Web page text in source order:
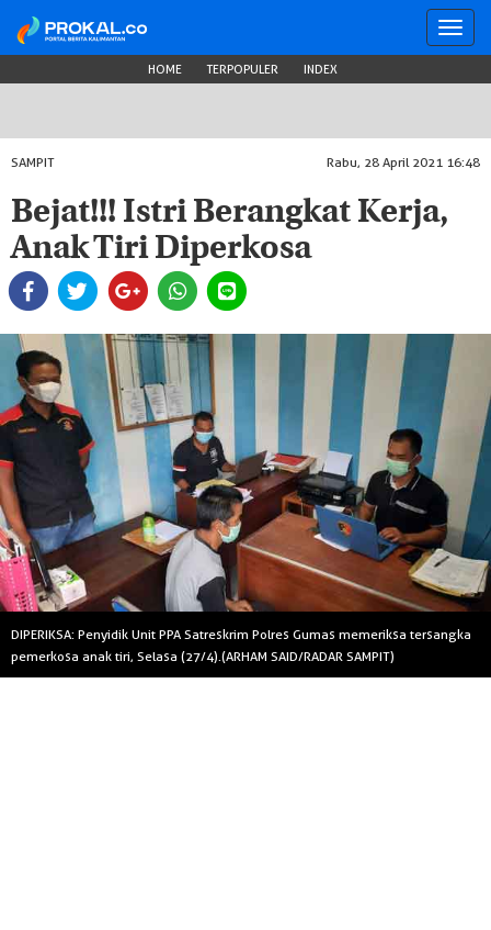
HOME TERPOPULER INDEX
SAMPIT Rabu, 28 April 2021 16:48
Bejat!!! Istri Berangkat Kerja,
Anak Tiri Diperkosa
DIPERIKSA: Penyidik Unit PPA Satreskrim Polres Gumas memeriksa tersangka
pemerkosa anak tiri, Selasa (27/4).(ARHAM SAID/RADAR SAMPIT)